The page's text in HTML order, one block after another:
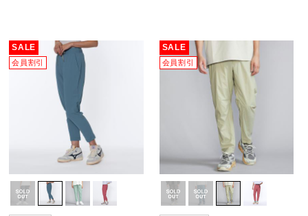
SALE
会員割引
SALE
会員割引